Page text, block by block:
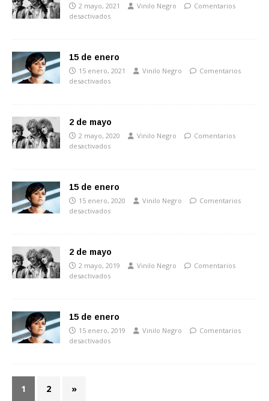
2 mayo, 2021 Vinilo Negro
Comentarios
desactivados
15 de enero
15 enero, 2021 Vinilo Negro
Comentarios
desactivados
2 de mayo
2 mayo, 2020 Vinilo Negro
Comentarios
desactivados
15 de enero
15 enero, 2020 Vinilo Negro
Comentarios
desactivados
2 de mayo
2 mayo, 2019 Vinilo Negro
Comentarios
desactivados
15 de enero
15 enero, 2019 Vinilo Negro
Comentarios
desactivados
1 2 »